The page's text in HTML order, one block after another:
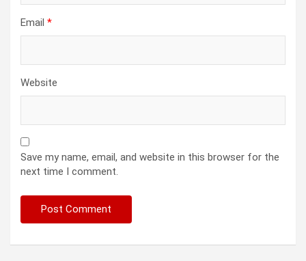
Email *
Website
Save my name, email, and website in this browser for the
next time I comment.